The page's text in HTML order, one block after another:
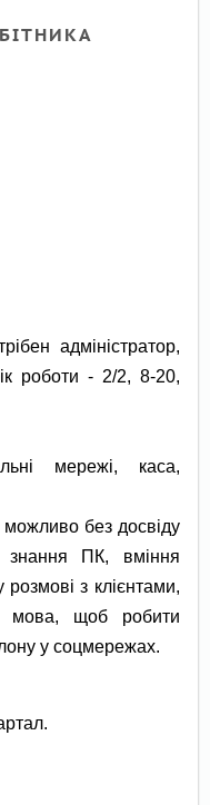
адміністратор,
роботи - 2/2, 8-20,
мережі, каса,
без досвіду
знання ПК, вміння
з клієнтами,
мова, щоб робити
у соцмережах.